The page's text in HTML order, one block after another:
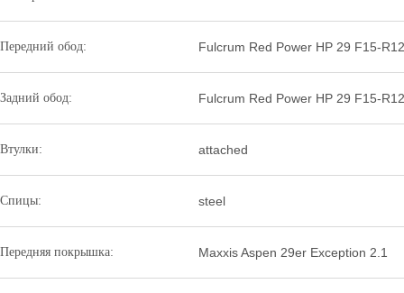
Передний обод: Fulcrum Red Power HP 29 F15-
Задний обод: Fulcrum Red Power HP 29 F15-
Втулки: attached
Спицы: steel
Передняя покрышка: Maxxis Aspen 29er Exception 2.1